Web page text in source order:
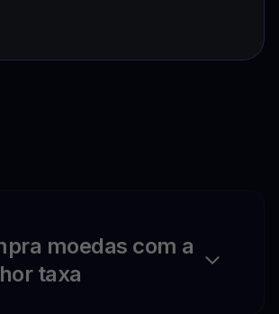
moedas com a
taxa